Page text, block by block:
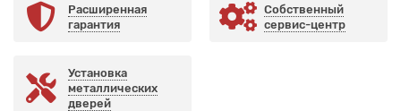
Расширенная
гарантия
Собственный
сервис-центр
Установка
металлических
дверей